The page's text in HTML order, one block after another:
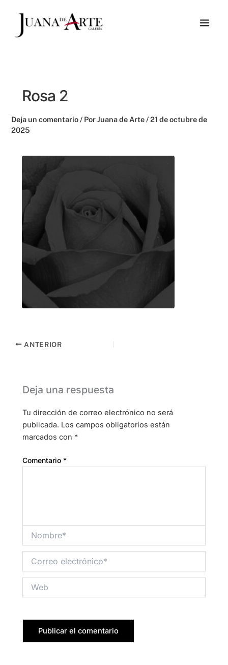
Rosa 2
Deja un comentario / PorJuana de Arte/21 de octubre de
2025
ANTERIOR
Deja una respuesta
Tu dirección de correo electrónico no será
publicada. Los campos obligatorios están
marcados con *
Comentario *
electrónico*